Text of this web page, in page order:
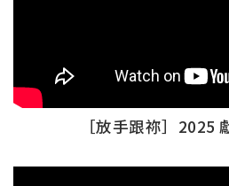
［放手跟祢］2025